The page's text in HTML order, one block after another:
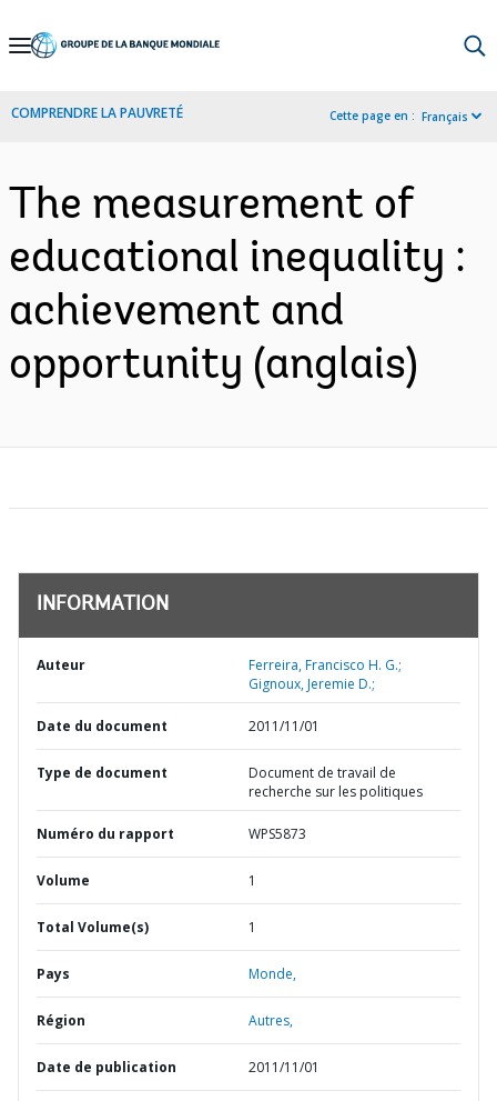
Skip
Navigation
COMPRENDRE LA PAUVRETÉ Cette page en : Français
The measurement of
educational inequality :
achievement and
opportunity (anglais)
INFORMATION
Auteur
Ferreira, Francisco H. G.;
Gignoux, Jeremie D.;
Date du document 2011/11/01
Type de document
Document de travail de
recherche sur les politiques
Numéro du rapport WPS5873
Volume 1
Total Volume(s) 1
Pays Monde,
Région Autres,
Date de publication 2011/11/01